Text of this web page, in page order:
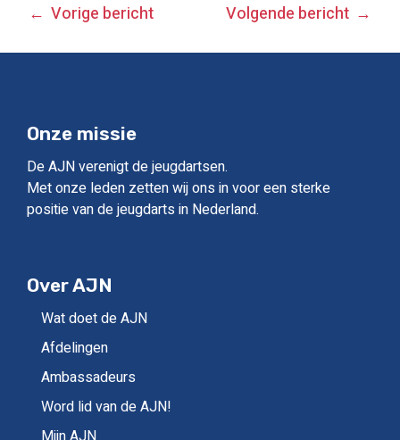
BERICHT
NAVIGATIE
Vorige bericht Volgende bericht
Onze missie
De AJN verenigt de jeugdartsen.
Met onze leden zetten wij ons in voor een sterke
positie van de jeugdarts in Nederland.
Over AJN
Wat doet de AJN
Afdelingen
Ambassadeurs
Word lid van de AJN!